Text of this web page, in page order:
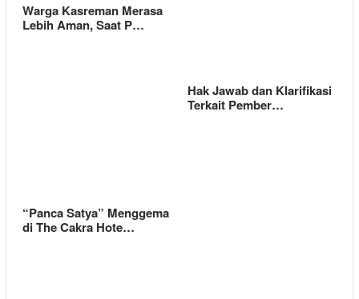
Warga Kasreman Merasa
Lebih Aman, Saat P…
Hak Jawab dan Klarifikasi
Terkait Pember…
“Panca Satya” Menggema
di The Cakra Hote…